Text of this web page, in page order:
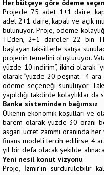
Her bütçeye göre ödeme
Projede 75 adet 1+1 daire,
adet 2+1 daire, kapalı ve açık
bulunuyor. Proje, ödeme
TL’den, 2+1 daireler 22 bin
başlayan taksitlerle satışa
projenin temelini oluşturuyor.
yüzde 10 indirim”, ikinci olarak
olarak “yüzde 20 peşinat - 4
ödeme seçeneği sunuluyor.
yapıldığı takdirde kolaylıklar da
Banka sisteminden bağımsız
Ülkenin ekonomik koşulları ve
barem olarak yüzde 30 oranı
asgari ücret zammı oranında
finans modeli tercih edilirse, 4
yıl bir defa olacak şekilde
Yeni nesil konut vizyonu
Proje, İzmir’in sürdürülebilir